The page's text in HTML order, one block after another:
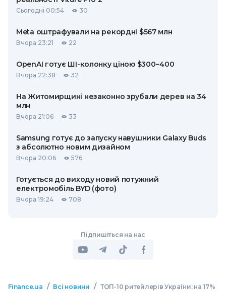
Сьогодні 00:54 30
Meta оштрафували на рекордні $567 млн
Вчора 23:21 22
OpenAI готує ШІ-колонку ціною $300−400
Вчора 22:38 32
На Житомирщині незаконно зрубали дерев на 34
млн
Вчора 21:06 33
Samsung готує до запуску навушники Galaxy Buds
з абсолютно новим дизайном
Вчора 20:06 576
Готується до виходу новий потужний
електромобіль BYD (фото)
Вчора 19:24 708
Підпишіться на нас
Finance.ua / Всі новини / ТОП-10 ритейлерів України: на 17%